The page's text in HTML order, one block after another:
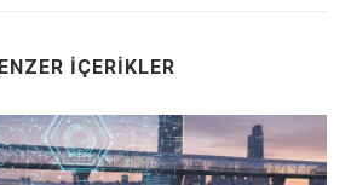
İÇERIKLER